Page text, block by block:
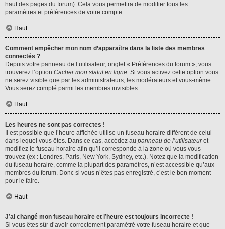
haut des pages du forum). Cela vous permettra de modifier tous les
paramètres et préférences de votre compte.
Haut
Comment empêcher mon nom d’apparaître dans la liste des membres
connectés ?
Depuis votre panneau de l’utilisateur, onglet « Préférences du forum », vous
trouverez l’option Cacher mon statut en ligne. Si vous activez cette option vous
ne serez visible que par les administrateurs, les modérateurs et vous-même.
Vous serez compté parmi les membres invisibles.
Haut
Les heures ne sont pas correctes !
Il est possible que l’heure affichée utilise un fuseau horaire différent de celui
dans lequel vous êtes. Dans ce cas, accédez au panneau de l’utilisateuret
modifiez le fuseau horaire afin qu’il corresponde à la zone où vous vous
trouvez (ex : Londres, Paris, New York, Sydney, etc.). Notez que la modification
du fuseau horaire, comme la plupart des paramètres, n’est accessible qu’aux
membres du forum. Donc si vous n’êtes pas enregistré, c’est le bon moment
pour le faire.
Haut
J’ai changé mon fuseau horaire et l’heure est toujours incorrecte !
Si vous êtes sûr d’avoir correctement paramétré votre fuseau horaire et que